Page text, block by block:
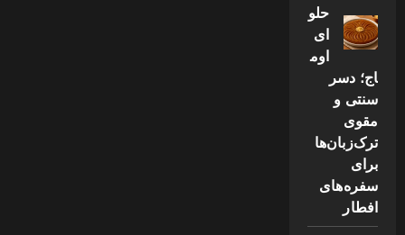
حلو
ای
اوم
اج؛ دسر
سنتی و
مقوی
ترک‌زبان‌ها
برای
سفره‌های
افطار